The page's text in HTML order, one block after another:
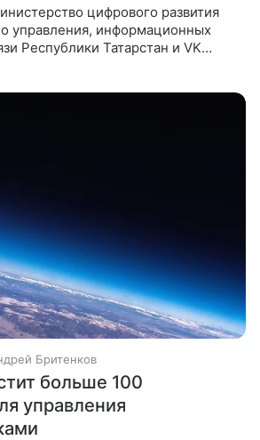
цифрового развития
управления, информационных
Республики Татарстан и VK
Бритенков
больше 100
управления